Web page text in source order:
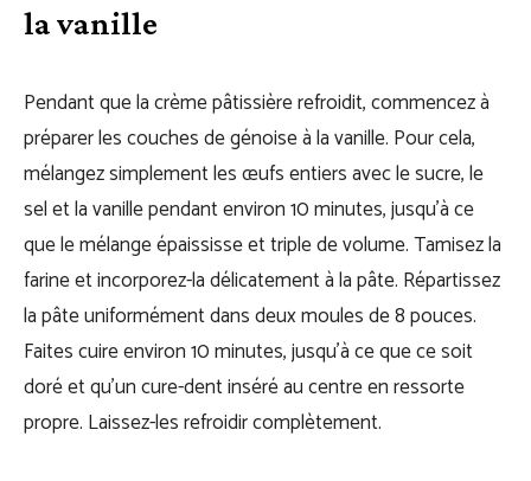
la vanille
Pendant que la crème pâtissière refroidit, commencez à
préparer les couches de génoise à la vanille. Pour cela,
mélangez simplement les œufs entiers avec le sucre, le
sel et la vanille pendant environ 10 minutes, jusqu’à ce
que le mélange épaississe et triple de volume. Tamisez la
farine et incorporez-la délicatement à la pâte. Répartissez
la pâte uniformément dans deux moules de 8 pouces.
Faites cuire environ 10 minutes, jusqu’à ce que ce soit
doré et qu’un cure-dent inséré au centre en ressorte
propre. Laissez-les refroidir complètement.